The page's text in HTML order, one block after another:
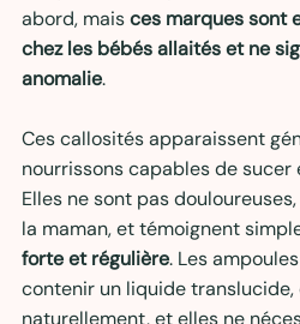
abord, mais ces marques sont
chez les bébés allaités et ne
anomalie.
Ces callosités apparaissent
nourrissons capables de sucer
Elles ne sont pas
la maman, et témoignent
forte et régulière. Les
contenir un liquide translucide,